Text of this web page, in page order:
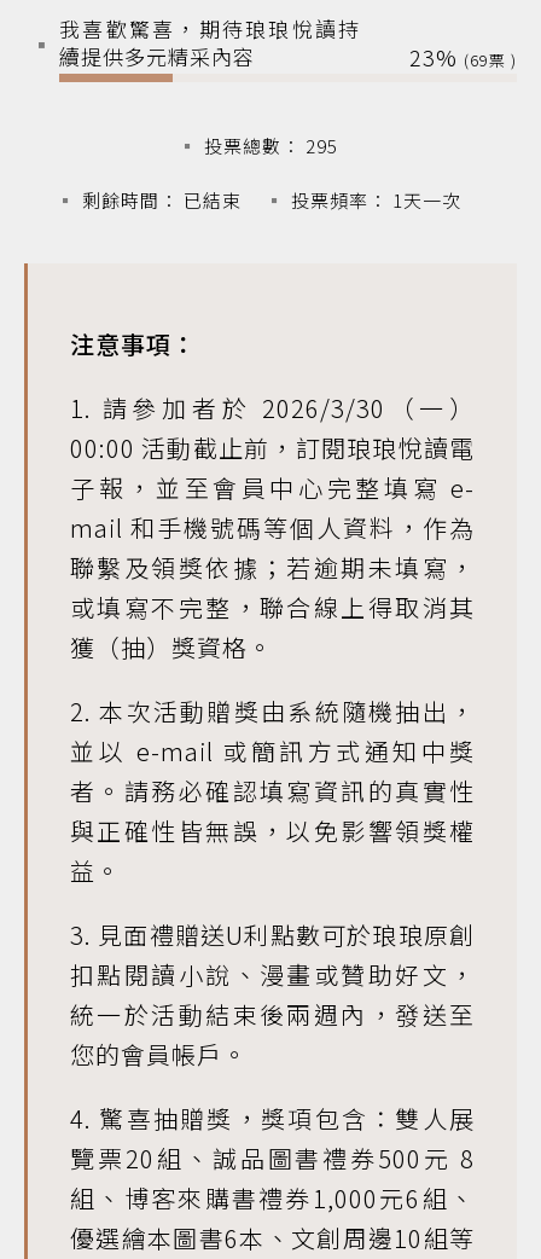
我喜歡驚喜，期待琅琅悅讀持
續提供多元精采內容
23% 69
投票總數： 295
剩餘時間： 已結束 投票頻率： 1天一次
注意事項：
1. 請參加者於 2026/3/30（一）
00:00 活動截止前，訂閱琅琅悅讀電
子報，並至會員中心完整填寫 e-
mail 和手機號碼等個人資料，作為
聯繫及領獎依據；若逾期未填寫，
或填寫不完整，聯合線上得取消其
獲（抽）獎資格。
2. 本次活動贈獎由系統隨機抽出，
並以 e-mail 或簡訊方式通知中獎
者。請務必確認填寫資訊的真實性
與正確性皆無誤，以免影響領獎權
益。
3. 見面禮贈送U利點數可於琅琅原創
扣點閱讀小說、漫畫或贊助好文，
統一於活動結束後兩週內，發送至
您的會員帳戶。
4. 驚喜抽贈獎，獎項包含：雙人展
覽票20組、誠品圖書禮券500元 8
組、博客來購書禮券1,000元6組、
優選繪本圖書6本、文創周邊10組等